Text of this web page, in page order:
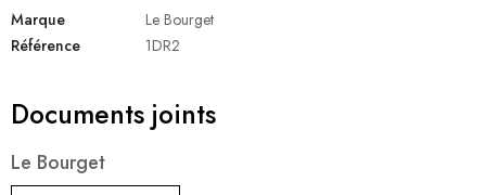
Marque
Le Bourget
Référence
1DR2
Documents joints
Le Bourget